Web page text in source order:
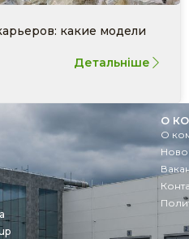
какие модели
Детальніше
О
О